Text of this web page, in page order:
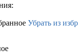
Убрать из